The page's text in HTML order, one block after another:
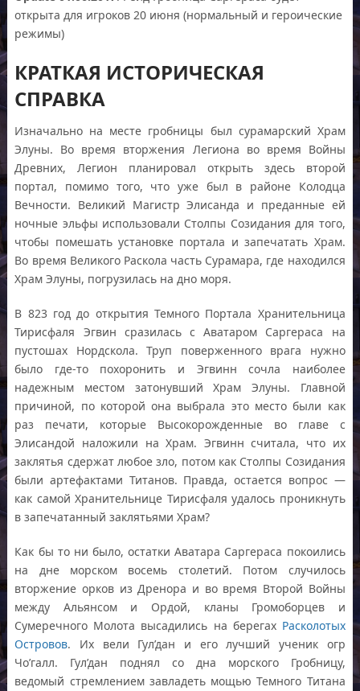
открыта для игроков 20 июня (нормальный и героические
режимы)
КРАТКАЯ ИСТОРИЧЕСКАЯ
СПРАВКА
Изначально на месте гробницы был сурамарский Храм
Элуны. Во время вторжения Легиона во время Войны
Древних, Легион планировал открыть здесь второй
портал, помимо того, что уже был в районе Колодца
Вечности. Великий Магистр Элисанда и преданные ей
ночные эльфы использовали Столпы Созидания для того,
чтобы помешать установке портала и запечатать Храм.
Во время Великого Раскола часть Сурамара, где находился
Храм Элуны, погрузилась на дно моря.
В 823 год до открытия Темного Портала Хранительница
Тирисфаля Эгвин сразилась с Аватаром Саргераса на
пустошах Нордскола. Труп поверженного врага нужно
было где-то похоронить и Эгвинн сочла наиболее
надежным местом затонувший Храм Элуны. Главной
причиной, по которой она выбрала это место были как
раз печати, которые Высокорожденные во главе с
Элисандой наложили на Храм. Эгвинн считала, что их
заклятья сдержат любое зло, потом как Столпы Созидания
были артефактами Титанов. Правда, остается вопрос —
как самой Хранительнице Тирисфаля удалось проникнуть
в запечатанный заклятьями Храм?
Как бы то ни было, остатки Аватара Саргераса покоились
на дне морском восемь столетий. Потом случилось
вторжение орков из Дренора и во время Второй Войны
между Альянсом и Ордой, кланы Громоборцев и
Сумеречного Молота высадились на берегах Расколотых
Островов. Их вели Гул’дан и его лучший ученик огр
Чо’галл. Гул’дан поднял со дна морского Гробницу,
ведомый стремлением завладеть мощью Темного Титана